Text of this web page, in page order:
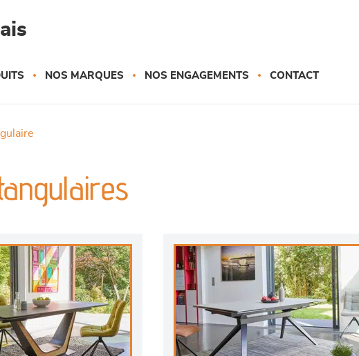
NOS MARQUES NOS ENGAGEMENTS CONTACT